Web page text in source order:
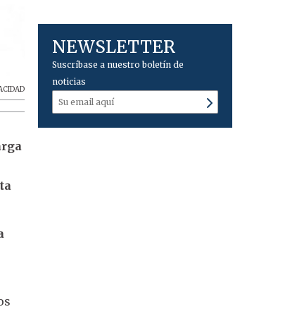
NEWSLETTER
Suscríbase a nuestro boletín de
noticias